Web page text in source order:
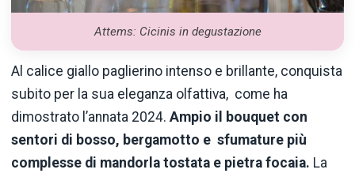
Attems: Cicinis in degustazione
Al calice giallo paglierino intenso e brillante, conquista
subito per la sua eleganza olfattiva, come ha
dimostrato l’annata 2024. Ampio il bouquet con
sentori di bosso, bergamotto e sfumature più
complesse di mandorla tostata e pietra focaia. La